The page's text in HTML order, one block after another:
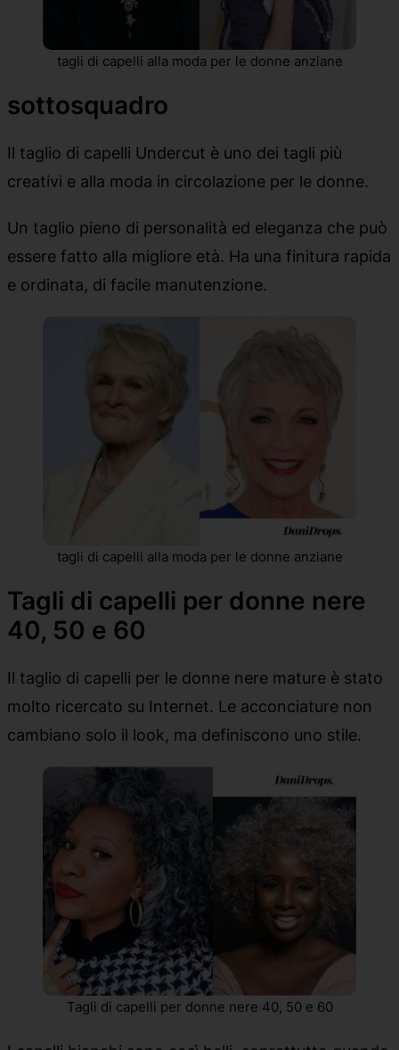
tagli di capelli alla moda per le donne anziane
sottosquadro
Il taglio di capelli Undercut è uno dei tagli più
creativi e alla moda in circolazione per le donne.
Un taglio pieno di personalità ed eleganza che può
essere fatto alla migliore età. Ha una finitura rapida
e ordinata, di facile manutenzione.
tagli di capelli alla moda per le donne anziane
Tagli di capelli per donne nere
40, 50 e 60
Il taglio di capelli per le donne nere mature è stato
molto ricercato su Internet. Le acconciature non
cambiano solo il look, ma definiscono uno stile.
Tagli di capelli per donne nere 40, 50 e 60